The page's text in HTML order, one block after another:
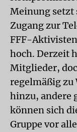
Meinung setzt
Zugang zur
FFF-
hoch. Derzeit
Mitglieder,
regelmäßig zu
hinzu, andere
können sich
Gruppe vor